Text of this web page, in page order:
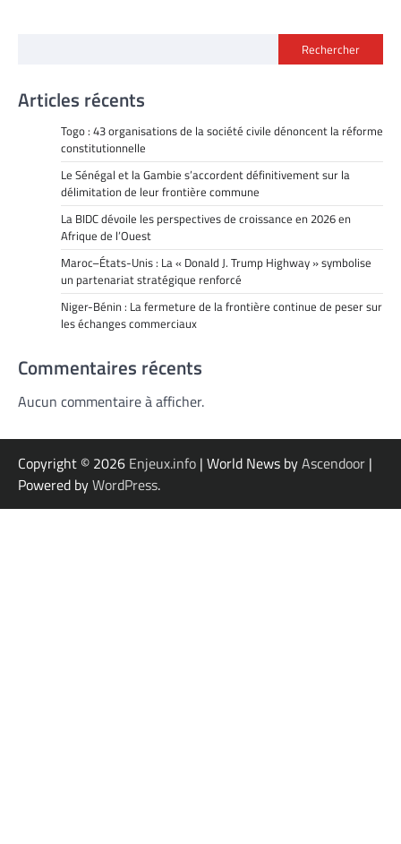
Rechercher
Articles récents
Togo : 43 organisations de la société civile dénoncent la réforme
constitutionnelle
Le Sénégal et la Gambie s’accordent définitivement sur la
délimitation de leur frontière commune
La BIDC dévoile les perspectives de croissance en 2026 en
Afrique de l’Ouest
Maroc–États-Unis : La « Donald J. Trump Highway » symbolise
un partenariat stratégique renforcé
Niger-Bénin : La fermeture de la frontière continue de peser sur
les échanges commerciaux
Commentaires récents
Aucun commentaire à afficher.
Copyright © 2026 Enjeux.info | World News byAscendoor |
Powered byWordPress.